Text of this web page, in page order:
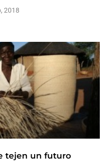
2018
tejen un futuro